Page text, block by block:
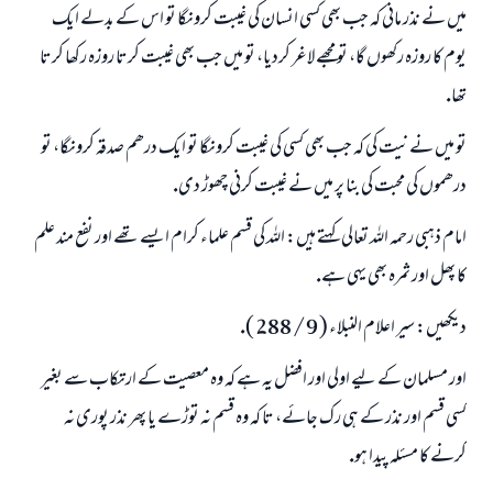
ميں نے نذر مانى كہ جب بھى كسى انسان كى غيبت كرونگا تو اس كے بدلے ايك
يوم كا روزہ ركھوں گا، تو مجھے لاغر كرديا، تو ميں جب بھى غيبت كرتا روزہ ركھا كرتا
تھا.
تو ميں نے نيت كى كہ جب بھى كسى كى غيبت كرونگا تو ايك درھم صدقہ كرونگا، تو
درھموں كى محبت كى بنا پر ميں نے غيبت كرنى چھوڑ دى.
امام ذہبى رحمہ اللہ تعالى كہتے ہيں: اللہ كى قسم علماء كرام ايسے تھے اور نفع مند علم
كا پھل اور ثمرہ بھى يہى ہے.
ديكھيں: سير اعلام النبلاء ( 9 / 288 ).
اور مسلمان كے ليے اولى اور افضل يہ ہے كہ وہ معصيت كے ارتكاب سے بغير
كسى قسم اور نذر كے ہى رك جائے، تا كہ وہ قسم نہ توڑے يا پھر نذر پورى نہ
كرنے كا مسئلہ پيدا ہو.